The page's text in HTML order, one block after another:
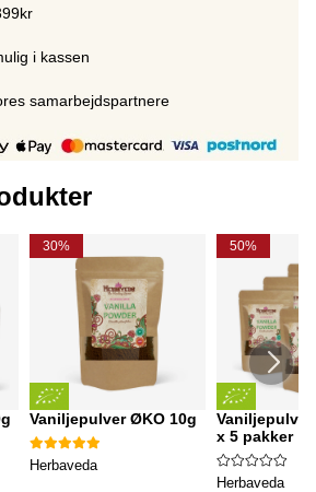
i kassen
samarbejdspartnere
30%
Vaniljepulver ØKO 10g
Herbaveda
50%
x 5 pakker
Herbaveda